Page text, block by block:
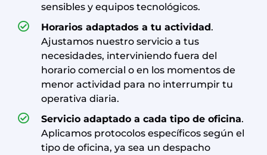
sensibles y equipos tecnológicos.
Horarios adaptados a tu actividad.
Ajustamos nuestro servicio a tus
necesidades, interviniendo fuera del
horario comercial o en los momentos de
menor actividad para no interrumpir tu
operativa diaria.
Servicio adaptado a cada tipo de oficina.
Aplicamos protocolos específicos según el
tipo de oficina, ya sea un despacho